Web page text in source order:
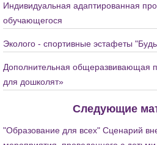
Индивидуальная адаптированная
обучающегося
Эколого - спортивные эстафеты
Дополнительная общеразвивающая
для дошколят»
Следующие
"Образование для всех" Сценарий